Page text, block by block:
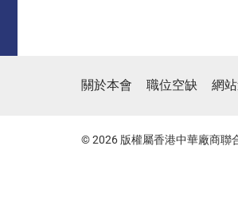
關於本會 職位空缺 網
© 2026 版權屬香港中華廠商聯